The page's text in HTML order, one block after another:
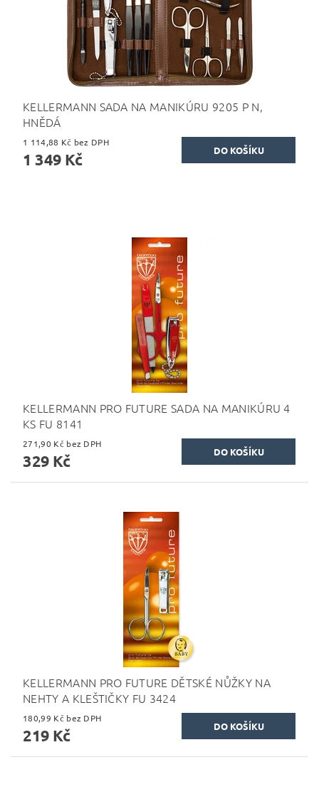
KELLERMANN SADA NA MANIKÚRU 9205 P N,
HNĚDÁ
1 114,88 Kč bez DPH
1 349 Kč
KELLERMANN PRO FUTURE SADA NA MANIKÚRU 4
KS FU 8141
271,90 Kč bez DPH
329 Kč
KELLERMANN PRO FUTURE DĚTSKÉ NŮŽKY NA
NEHTY A KLEŠTIČKY FU 3424
180,99 Kč bez DPH
219 Kč